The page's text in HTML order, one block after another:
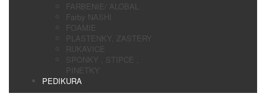
FARBENIE/ ALOBAL
Farby NASHI
FOAMIE
PLASTENKY, ZASTERY
RUKAVICE
SPONKY , STIPCE ,
PINETKY
PEDIKURA